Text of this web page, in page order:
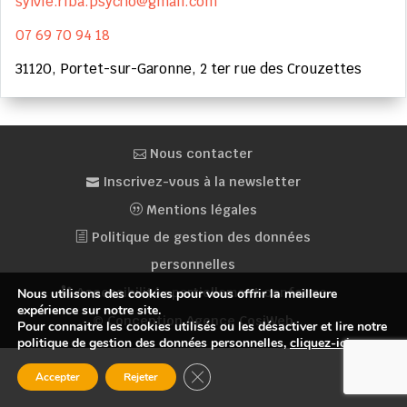
07 69 70 94 18
31120, Portet-sur-Garonne, 2 ter rue des Crouzettes
Nous contacter
Inscrivez-vous à la newsletter
Mentions légales
Politique de gestion des données
personnelles
Accessibilité : partiellement conforme
© Conception Agence CosiWeb
Nous utilisons des cookies pour vous offrir la meilleure
expérience sur notre site.
Pour connaitre les cookies utilisés ou les désactiver et lire notre
politique de gestion des données personnelles, cliquez-ici.
Accepter Rejeter Fermer la bannière des cookies